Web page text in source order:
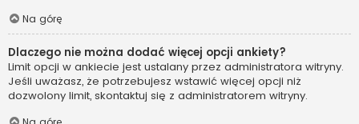
Na górę
Dlaczego nie można dodać więcej opcji ankiety?
Limit opcji w ankiecie jest ustalany przez administratora witryny.
Jeśli uważasz, że potrzebujesz wstawić więcej opcji niż
dozwolony limit, skontaktuj się z administratorem witryny.